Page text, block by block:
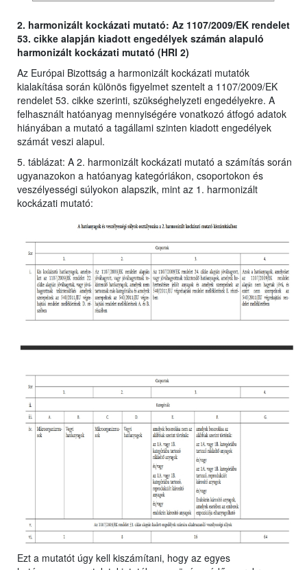
2. harmonizált kockázati mutató: Az 1107/2009/EK rendelet
53. cikke alapján kiadott engedélyek számán alapuló
harmonizált kockázati mutató (HRI 2)
Az Európai Bizottság a harmonizált kockázati mutatók
kialakítása során különös figyelmet szentelt a 1107/2009/EK
rendelet 53. cikke szerinti, szükséghelyzeti engedélyekre. A
felhasznált hatóanyag mennyiségére vonatkozó átfogó adatok
hiányában a mutató a tagállami szinten kiadott engedélyek
számát veszi alapul.
5. táblázat: A 2. harmonizált kockázati mutató a számítás során
ugyanazokon a hatóanyag kategóriákon, csoportokon és
veszélyességi súlyokon alapszik, mint az 1. harmonizált
kockázati mutató:
Ezt a mutatót úgy kell kiszámítani, hogy az egyes